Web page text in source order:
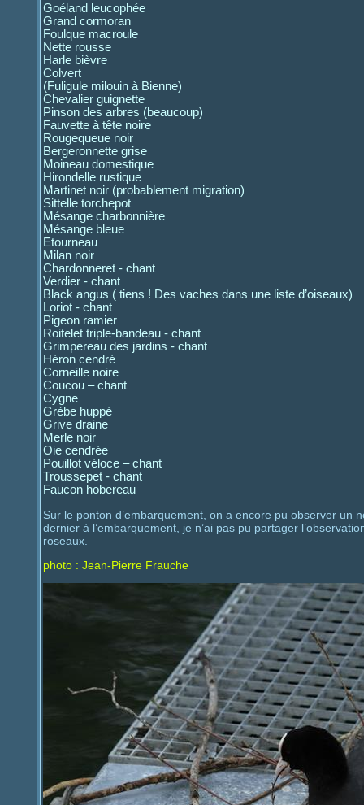
Goéland leucophée
Grand cormoran
Foulque macroule
Nette rousse
Harle bièvre
Colvert
(Fuligule milouin à Bienne)
Chevalier guignette
Pinson des arbres (beaucoup)
Fauvette à tête noire
Rougequeue noir
Bergeronnette grise
Moineau domestique
Hirondelle rustique
Martinet noir (probablement migration)
Sittelle torchepot
Mésange charbonnière
Mésange bleue
Etourneau
Milan noir
Chardonneret - chant
Verdier - chant
Black angus ( tiens ! Des vaches dans une liste d’oiseaux)
Loriot - chant
Pigeon ramier
Roitelet triple-bandeau - chant
Grimpereau des jardins - chant
Héron cendré
Corneille noire
Coucou – chant
Cygne
Grèbe huppé
Grive draine
Merle noir
Oie cendrée
Pouillot véloce – chant
Troussepet - chant
Faucon hobereau
Sur le ponton d’embarquement, on a encore pu observer un
dernier à l’embarquement, je n’ai pas pu partager
roseaux.
photo : Jean-Pierre Frauche